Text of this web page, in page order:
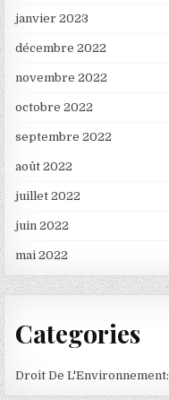
janvier 2023
décembre 2022
novembre 2022
octobre 2022
septembre 2022
août 2022
juillet 2022
juin 2022
mai 2022
Categories
Droit De L'Environnement: